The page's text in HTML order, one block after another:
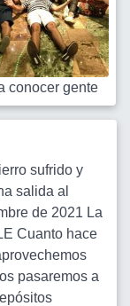
conocer gente
sufrido y
salida al
de 2021 La
Cuanto hace
pasaremos a